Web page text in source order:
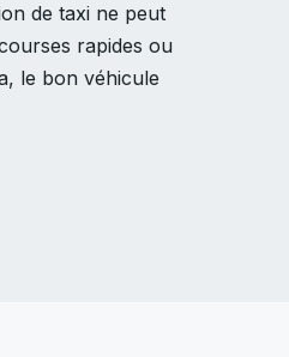
de taxi ne peut
rapides ou
le bon véhicule